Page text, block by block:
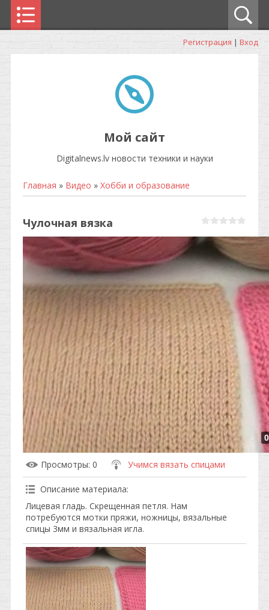
Регистрация | Вход
Мой сайт
Digitalnews.lv новости техники и науки
Главная » Видео » Хобби и образование
Чулочная вязка
Просмотры: 0 Учимся вязать спицами
Описание материала:
Лицевая гладь. Скрещенная петля. Нам
потребуются мотки пряжи, ножницы, вязальные
спицы 3мм и вязальная игла.